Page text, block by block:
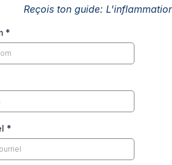
Reçois ton guide:
*
*